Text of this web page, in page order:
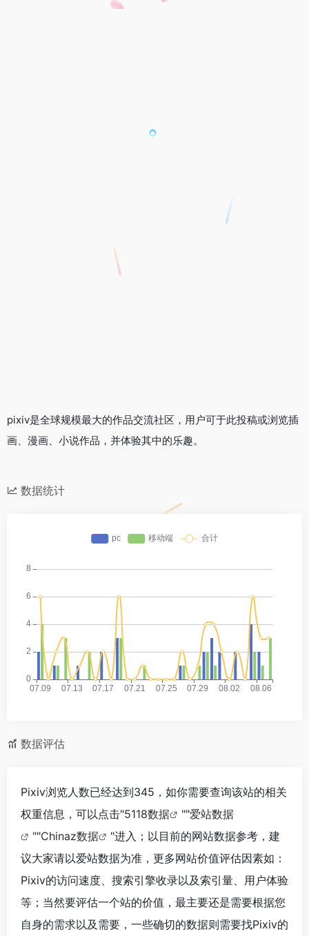
pixiv是全球规模最大的作品交流社区，用户可于此投稿或浏览插
画、漫画、小说作品，并体验其中的乐趣。
数据统计
数据评估
Pixiv浏览人数已经达到345，如你需要查询该站的相关
权重信息，可以点击"5118数据 ""爱站数据
""Chinaz数据
"进入；以目前的网站数据参考，建
议大家请以爱站数据为准，更多网站价值评估因素如：
Pixiv的访问速度、搜索引擎收录以及索引量、用户体验
等；当然要评估一个站的价值，最主要还是需要根据您
自身的需求以及需要，一些确切的数据则需要找Pixiv的